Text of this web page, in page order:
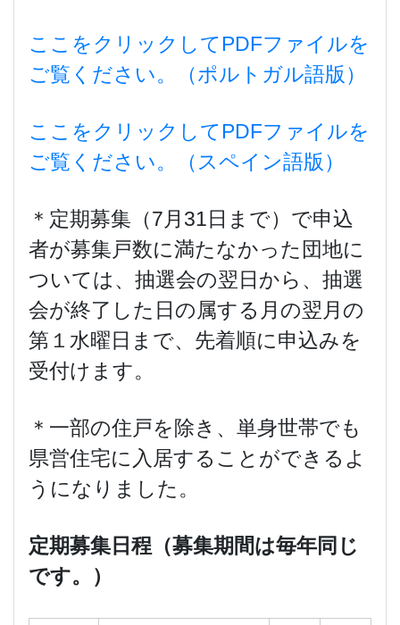
ここをクリックしてPDFファイルを
ご覧ください。（ポルトガル語版）
ここをクリックしてPDFファイルを
ご覧ください。（スペイン語版）
＊定期募集（7月31日まで）で申込
者が募集戸数に満たなかった団地に
ついては、抽選会の翌日から、抽選
会が終了した日の属する月の翌月の
第１水曜日まで、先着順に申込みを
受付けます。
＊一部の住戸を除き、単身世帯でも
県営住宅に入居することができるよ
うになりました。
定期募集日程（募集期間は毎年同じ
です。）